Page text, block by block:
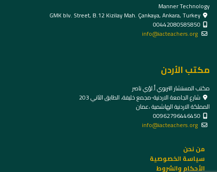
Manner Technology
GMK blv. Street, B.12 Kizilay Mah. Çankaya, Ankara, Turkey
00442080585850
info@iacteachers.org
مكتب الأردن
مكتب المستشار التربوي أ.لؤي ناصر
شارع الجامعة الاردنية-مجمع خليفة، الطابق الثاني 203
المملكة الاردنية الهاشمية ،عمان
00962796446450
info@iacteachers.org
من نحن
سياسة الخصوصية
الأحكام والشروط